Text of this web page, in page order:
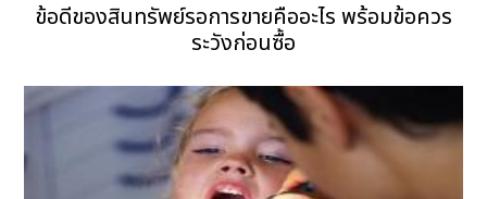
ข้อดีของสินทรัพย์รอการขายคืออะไร พร้อมข้อควร
ระวังก่อนซื้อ